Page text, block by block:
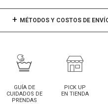
MÉTODOS Y COSTOS DE
GUÍA DE
CUIDADOS DE
PRENDAS
PICK UP
EN TIENDA